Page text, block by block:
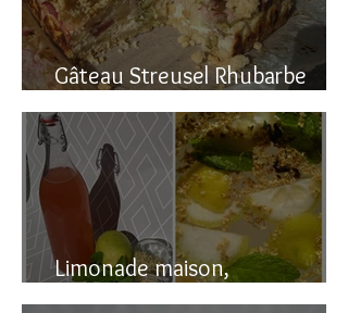
Gâteau Streusel Rhubarbe
Pomme, facile et hyper bon!
Limonade maison,
naturellement pétillante!!!